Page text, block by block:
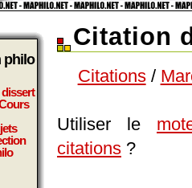
philo
Citation
Citations/
Utiliser le
citations ?